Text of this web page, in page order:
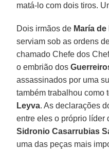
matá-lo com dois tiros.
Dois irmãos de María
serviam sob as ordens
chamado Chefe dos
o embrião dos
assassinados por uma
também trabalhou como
Leyva. As declarações
entre eles o próprio líder
Sidronio Casarrubias
uma das peças mais